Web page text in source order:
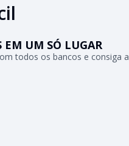
EM UM SÓ LUGAR
todos os bancos e consiga a